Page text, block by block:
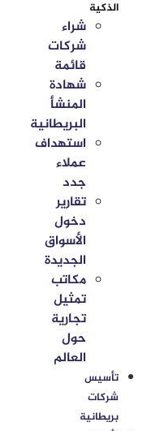
الذكية
شراء
شركات
قائمة
شهادة
المنشأ
البريطانية
استهداف
عملاء
جدد
تقارير
دخول
الأسواق
الجديدة
مكاتب
تمثيل
تجارية
حول
العالم
تأسيس
شركات
بريطانية